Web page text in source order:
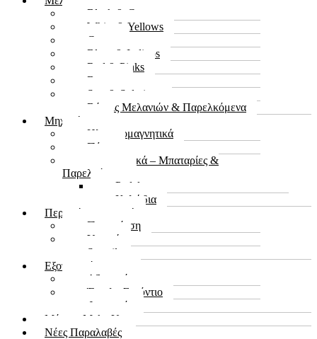
Black & Greys
White & Yellows
Greens
Blues & Indigos
Red & Pinks
Browns
Sets & Solutions
Βάσεις Μελανιών & Παρελκόμενα
Μηχανήματα
Ηλεκτρομαγνητικά
Πένες
Τροφοδοτικά – Μπαταρίες &
Παρελκόμενα
Pedal
Καλώδια
Περιποίηση-Υγιεινή
Περιποίηση
Υγιεινή
Stencil
Εξοπλισμός Studio
Αξεσουάρ
Έπιπλα Στούντιο
Φωτισμός
Μόνιμο Make Up
Νέες Παραλαβές